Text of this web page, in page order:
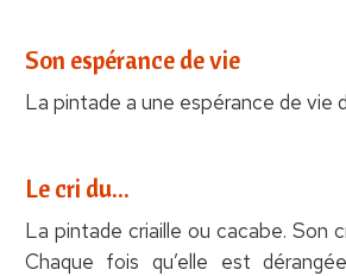
Son espérance de vie
La pintade a une espérance de vie
Le cri du...
La pintade criaille ou cacabe. Son
Chaque fois qu’elle est